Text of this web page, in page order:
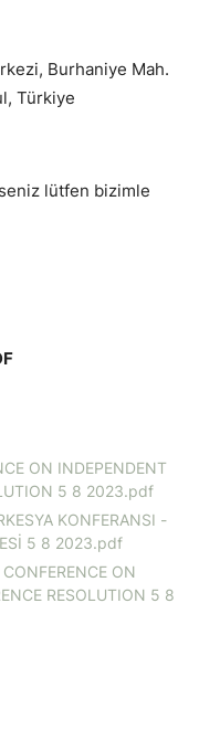
Burhaniye Mah.
Türkiye
lütfen bizimle
5 8 2023.pdf
5 8 2023.pdf
RESOLUTION 5 8